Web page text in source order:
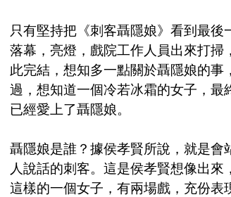
只有堅持把《刺客聶隱娘》看到最後
落幕，亮燈，戲院工作人員出來打
此完結，想知多一點關於聶隱娘的
過，想知道一個冷若冰霜的女子，
已經愛上了聶隱娘。
聶隱娘是誰？據侯孝賢所說，就是
人說話的刺客。這是侯孝賢想像出
這樣的一個女子，有兩場戲，充份